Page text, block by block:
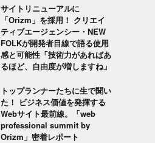
サイトリニューアルに
「Orizm」を採用！ クリエイ
ティブエージェンシー・NEW
FOLKが開発者目線で語る使用
感と可能性「技術力があればあ
るほど、自由度が増しますね」
トップランナーたちに生で聞い
た！ ビジネス価値を発揮する
Webサイト最前線。「web
professional summit by
Orizm」密着レポート